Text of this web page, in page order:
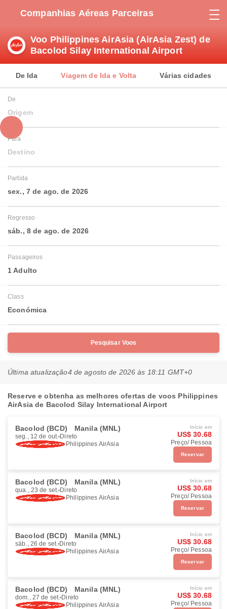
Companhias Aéreas Parceiras
Voo Philippines AirAsia (AirAsia Zest) de
Bacolod Silay International Airport
De Ida Viagem de Ida e Volta Várias cidades
De
Origem
Para
Destino
Partida
sex., 7 de ago. de 2026
Regresso
sáb., 8 de ago. de 2026
Passageiros
1 Adulto
Class
Económica
Pesquisar Voos
Última atualização4 de agosto de 2026 às 18:11 GMT+0
Reserve e obtenha as melhores ofertas de voos Philippines
AirAsia de Bacolod Silay International Airport
Bacolod (BCD) Manila (MNL)
seg., 12 de out. Direto
Philippines AirAsia
Início em
US$ 30.68
Preço/ Pessoa
Reservar
Bacolod (BCD) Manila (MNL)
qua., 23 de set. Direto
Philippines AirAsia
Início em
US$ 30.68
Preço/ Pessoa
Reservar
Bacolod (BCD) Manila (MNL)
sáb., 26 de set. Direto
Philippines AirAsia
Início em
US$ 30.68
Preço/ Pessoa
Reservar
Bacolod (BCD) Manila (MNL)
dom., 27 de set. Direto
Philippines AirAsia
Início em
US$ 30.68
Preço/ Pessoa